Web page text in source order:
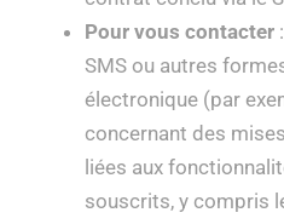
Pour vous contacter
SMS ou autres
électronique (par
concernant des
liées aux
souscrits, y compris